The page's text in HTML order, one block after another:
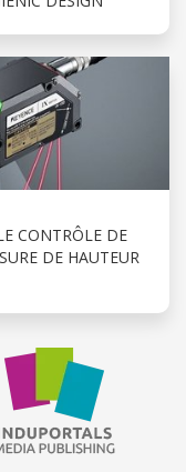
CONTRÔLE DE
DE HAUTEUR